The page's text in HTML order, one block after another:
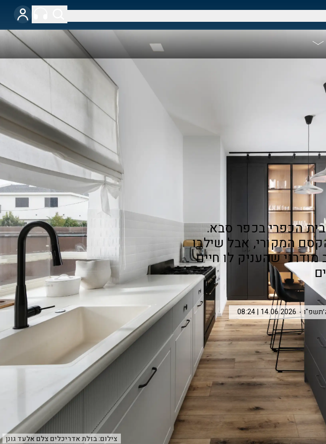
צילום:בזלת אדריכלים צלם אלעד גונן
הכפרי בכפר סבא.
המקורי, אבל שילבו
שהעניק לו חיים
14.06.2026 | 08:24